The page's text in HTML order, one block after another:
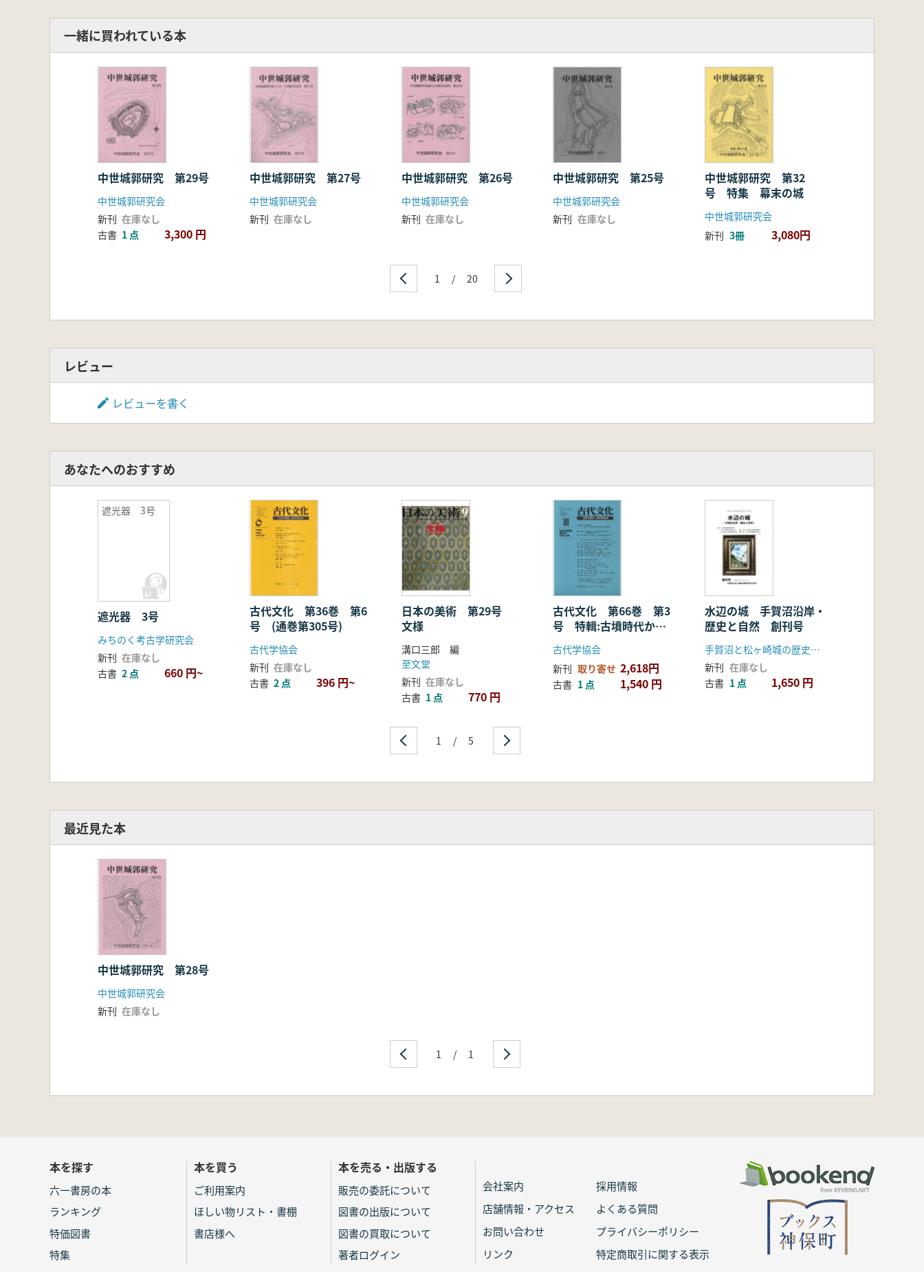
一緒に買われている本
中世城郭研究 第29号
中世城郭研究会
新刊 在庫なし
古書 1 点 3,300 円
中世城郭研究 第27号
中世城郭研究会
新刊 在庫なし
中世城郭研究 第26号
中世城郭研究会
新刊 在庫なし
中世城郭研究 第25号
中世城郭研究会
新刊 在庫なし
中世城郭研究 第32
号 特集 幕末の城
中世城郭研究会
新刊 3冊 3,080円
1 / 20
レビュー
レビューを書く
あなたへのおすすめ
遮光器 3号
遮光器 3号
みちのく考古学研究会
新刊 在庫なし
古書 2 点 660 円~
古代文化 第36巻 第6
号 (通巻第305号)
古代学協会
新刊 在庫なし
古書 2 点 396 円~
日本の美術 第29号
文様
溝口三郎 編
至文堂
新刊 在庫なし
古書 1 点 770 円
古代文化 第66巻 第3
号 特輯:古墳時代から
律令時代への祭祀の変遷
(下)
古代学協会
新刊 取り寄せ 2,618円
古書 1 点 1,540 円
水辺の城 手賀沼沿岸・
歴史と自然 創刊号
手賀沼と松ヶ崎城の歴史を考える会
新刊 在庫なし
古書 1 点 1,650 円
1 / 5
最近見た本
中世城郭研究 第28号
中世城郭研究会
新刊 在庫なし
1 / 1
本を探す
六一書房の本
ランキング
特価図書
特集
本を買う
ご利用案内
ほしい物リスト・書棚
書店様へ
本を売る・出版する
販売の委託について
図書の出版について
図書の買取について
著者ログイン
会社案内
採用情報
店舗情報・アクセス
よくある質問
お問い合わせ
プライバシーポリシー
リンク
特定商取引に関する表示